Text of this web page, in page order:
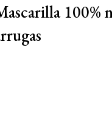
100%